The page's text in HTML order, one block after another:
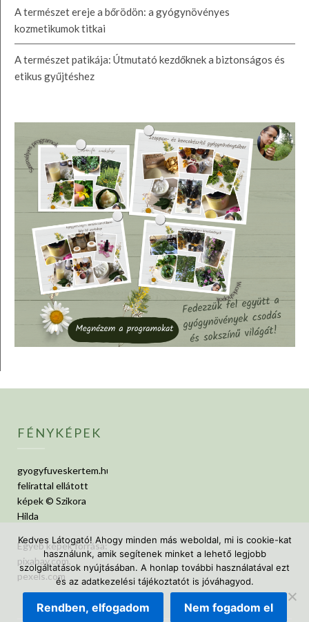
A természet ereje a bőrödön: a gyógynövényes
kozmetikumok titkai
A természet patikája: Útmutató kezdőknek a biztonságos és
etikus gyűjtéshez
FÉNYKÉPEK
gyogyfuveskertem.hu
felirattal ellátott
képek © Szikora
Hilda
Egyéb képek forrása:
pixabay.com,
pexels.com
Kedves Látogató! Ahogy minden más weboldal, mi is cookie-kat
használunk, amik segítenek minket a lehető legjobb
szolgáltatások nyújtásában. A honlap további használatával ezt
és az adatkezelési tájékoztatót is jóváhagyod.
Rendben, elfogadom Nem fogadom el